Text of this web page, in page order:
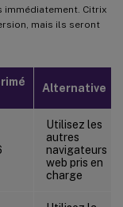
Citrix
mais ils seront
Alternative
Utilisez les
autres
navigateurs
web pris en
charge